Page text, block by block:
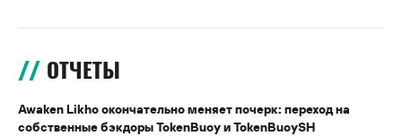
ОТЧЕТЫ
Awaken Likho окончательно меняет почерк: переход на
собственные бэкдоры TokenBuoy и TokenBuoySH